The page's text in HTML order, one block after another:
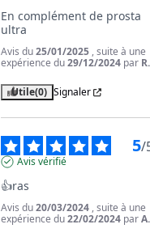
En complément de prosta
ultra
Avis du25/01/2025 , suite à une
expérience du29/12/2024 par
Utile(0) Signaler
5/
Avis vérifié
👍ras
Avis du20/03/2024 , suite à une
expérience du22/02/2024 par